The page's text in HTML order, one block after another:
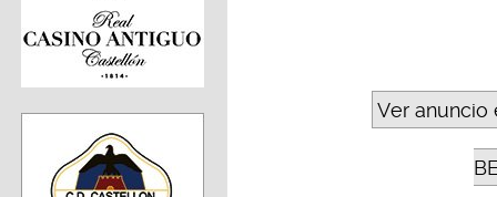
Ver anuncio